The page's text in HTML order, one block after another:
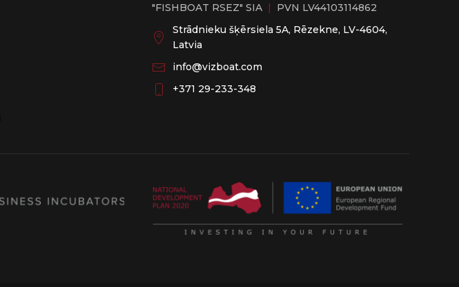
"FISHBOAT RSEZ" SIA | PVN LV44103114862
Strādnieku šķērsiela 5A, Rēzekne, LV-4604,
Latvia
info@vizboat.com
‭+371 29-233-348